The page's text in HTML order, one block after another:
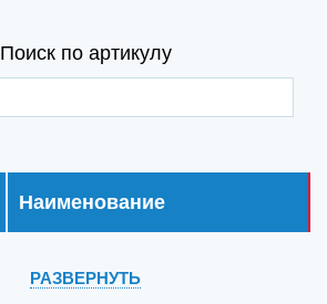
Поиск по артикулу
Наименование
РАЗВЕРНУТЬ